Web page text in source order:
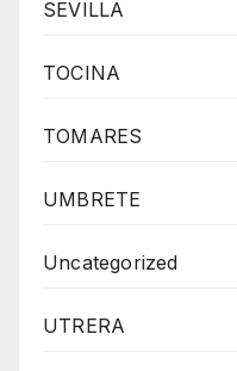
SEVILLA
TOCINA
TOMARES
UMBRETE
Uncategorized
UTRERA